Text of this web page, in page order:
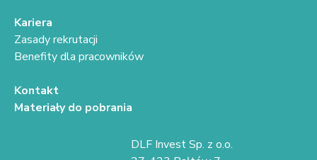
Kariera
Zasady rekrutacji
Benefity dla pracowników
Kontakt
Materiały do pobrania
DLF Invest Sp. z o.o.